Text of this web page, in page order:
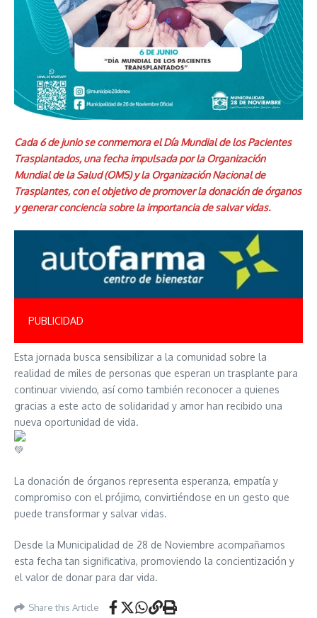
Cada 6 de junio se conmemora el Día Mundial de los Pacientes
Trasplantados, una fecha impulsada por la Organización
Mundial de la Salud (OMS) y la Organización Nacional de
Trasplantes, con el objetivo de promover la donación de órganos
y generar conciencia sobre la importancia de salvar vidas.
PUBLICIDAD
Esta jornada busca sensibilizar a la comunidad sobre la
realidad de miles de personas que esperan un trasplante para
continuar viviendo, así como también reconocer a quienes
gracias a este acto de solidaridad y amor han recibido una
nueva oportunidad de vida.
La donación de órganos representa esperanza, empatía y
compromiso con el prójimo, convirtiéndose en un gesto que
puede transformar y salvar vidas.
Desde la Municipalidad de 28 de Noviembre acompañamos
esta fecha tan significativa, promoviendo la concientización y
el valor de donar para dar vida.
Share this Article